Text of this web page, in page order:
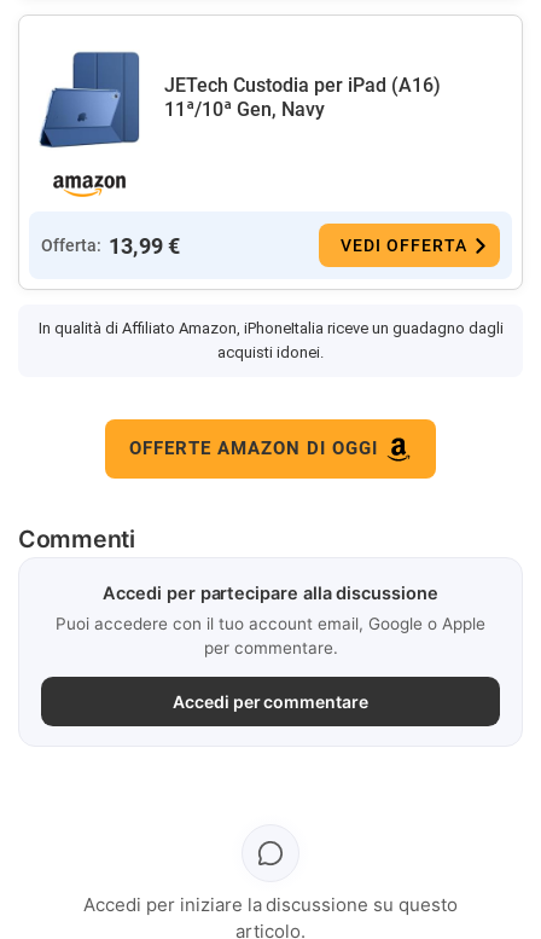
JETech Custodia per iPad (A16)
11ª/10ª Gen, Navy
Offerta: 13,99 € VEDI OFFERTA
In qualità di Affiliato Amazon, iPhoneItalia riceve un guadagno dagli
acquisti idonei.
OFFERTE AMAZON DI OGGI
Commenti
Accedi per partecipare alla discussione
Puoi accedere con il tuo account email, Google o Apple
per commentare.
Accedi per commentare
Accedi per iniziare la discussione su questo
articolo.